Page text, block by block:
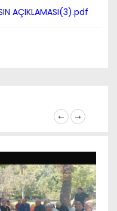
AÇIKLAMASI(3).pdf